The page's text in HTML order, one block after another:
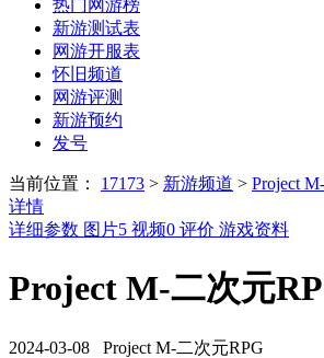
热门网游榜
新游测试表
网游开服表
怀旧频道
网游评测
新游预约
发号
当前位置： 17173 > 新游频道 > Project
详情
详细参数 图片5 视频0 评价 游戏资料
Project M-二次元
2024-03-08 Project M-二次元RPG